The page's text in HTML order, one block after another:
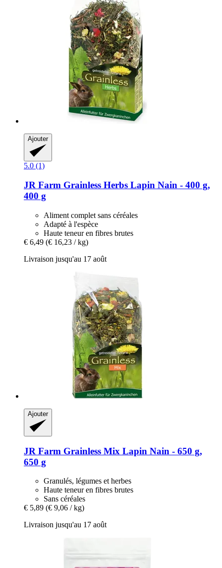
Ajouter
5.0 (1)
JR Farm Grainless Herbs Lapin Nain -​ 400 g,
400 g
Aliment complet sans céréales
Adapté à l'espèce
Haute teneur en fibres brutes
€ 6,49 (€ 16,23 / kg)
Livraison jusqu'au 17 août
Ajouter
JR Farm Grainless Mix Lapin Nain -​ 650 g,
650 g
Granulés, légumes et herbes
Haute teneur en fibres brutes
Sans céréales
€ 5,89 (€ 9,06 / kg)
Livraison jusqu'au 17 août